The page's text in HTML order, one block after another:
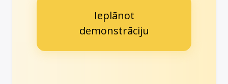
Ieplānot
demonstrāciju